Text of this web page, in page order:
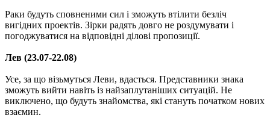
Раки будуть сповненими сил і зможуть втілити безліч
вигідних проектів. Зірки радять довго не роздумувати і
погоджуватися на відповідні ділові пропозиції.
Лев (23.07-22.08)
Усе, за що візьмуться Леви, вдасться. Представники знака
зможуть вийти навіть із найзаплутаніших ситуацій. Не
виключено, що будуть знайомства, які стануть початком нових
взаємин.